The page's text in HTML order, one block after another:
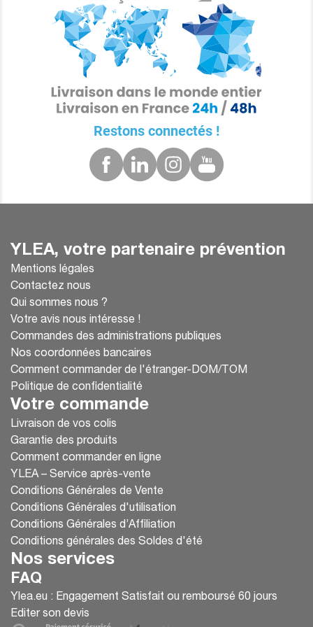
✔️ Gestion des hémorragies.
✔️ Mise en Position Latérale de Sécurité (PLS).
✔️ Massage cardiaque et utilisation d’un
défibrillateur.
Nos mannequins ne sont pas conçus pour
recevoir des soins médicaux, mais ils
permettent de s’entraîner à des scénarios variés
d’évacuation et de manipulation.
🏃‍♂️ Dégagement d'Urgence : Les Bonnes
Pratiques
Undégagement d’urgenceest une évacuation
rapide et sécurisée d’une victime en danger
immédiat.
📢Règle d’or : Protéger la victime & assurer
votre propre sécurité !
📝 10 Étapes Clés pour un Dégagement Réussi
1️.Restez calme et vigilant🧘‍♂️
Évitez la panique, analysez rapidement la
situation.
2️. Identifiez l’urgence
Incendie, gaz toxique, effondrement, accident
industriel, etc.
3️.Activez l’alarme🚨
Prévenez les secours et informez les personnes à
Restons connectés !
YLEA, votre partenaire prévention
Mentions légales
Contactez nous
Qui sommes nous ?
Votre avis nous intéresse !
Commandes des administrations publiques
Nos coordonnées bancaires
Comment commander de l'étranger-DOM/TOM
Politique de confidentialité
Votre commande
Livraison de vos colis
Garantie des produits
Comment commander en ligne
YLEA – Service après-vente
Conditions Générales de Vente
Conditions Générales d'utilisation
Conditions Générales d’Affiliation
Conditions générales des Soldes d'été
Nos services
FAQ
Ylea.eu : Engagement Satisfait ou remboursé 60 jours
Editer son devis